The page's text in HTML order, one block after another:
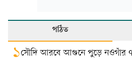
পঠিত
১সৌদি আরবে আগুনে পুড়ে নওগাঁর